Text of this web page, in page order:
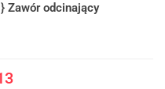
Zawór odcinający